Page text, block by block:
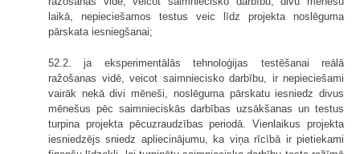
laikā, nepieciešamos testus veic līdz projekta noslēguma
pārskata iesniegšanai;
52.2. ja eksperimentālās tehnoloģijas testēšanai reālā
ražošanas vidē, veicot saimniecisko darbību, ir nepieciešami
vairāk nekā divi mēneši, noslēguma pārskatu iesniedz divus
mēnešus pēc saimnieciskās darbības uzsākšanas un testus
turpina projekta pēcuzraudzības periodā. Vienlaikus projekta
iesniedzējs sniedz apliecinājumu, ka viņa rīcībā ir pietiekami